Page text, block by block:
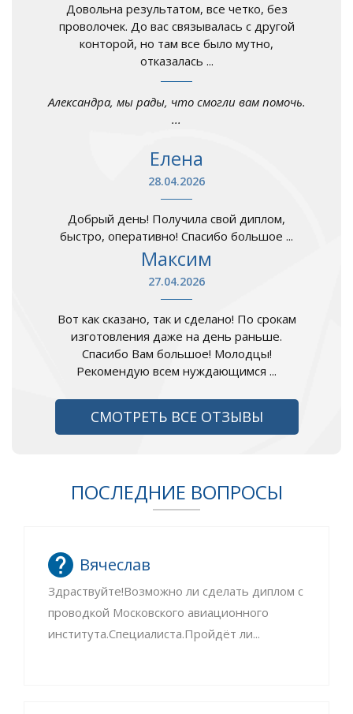
Довольна результатом, все четко, без
проволочек. До вас связывалась с другой
конторой, но там все было мутно,
отказалась ...
Александра, мы рады, что смогли вам помочь.
...
Елена
28.04.2026
Добрый день! Получила свой диплом,
быстро, оперативно! Спасибо большое ...
Максим
27.04.2026
Вот как сказано, так и сделано! По срокам
изготовления даже на день раньше.
Спасибо Вам большое! Молодцы!
Рекомендую всем нуждающимся ...
СМОТРЕТЬ ВСЕ ОТЗЫВЫ
ПОСЛЕДНИЕ ВОПРОСЫ
Вячеслав
Здраствуйте!Возможно ли сделать диплом с
проводкой Московского авиационного
института.Специалиста.Пройдёт ли...